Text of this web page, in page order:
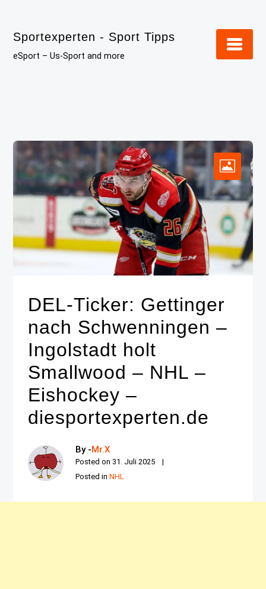
content
Sportexperten - Sport Tipps
eSport – Us-Sport and more
DEL-Ticker: Gettinger
nach Schwenningen –
Ingolstadt holt
Smallwood – NHL –
Eishockey –
diesportexperten.de
By -Mr.X
Posted on 31. Juli 2025
Posted inNHL